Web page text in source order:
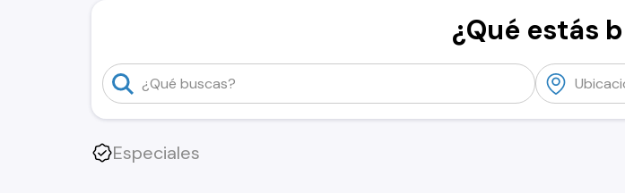
¿Qué estás
Especiales